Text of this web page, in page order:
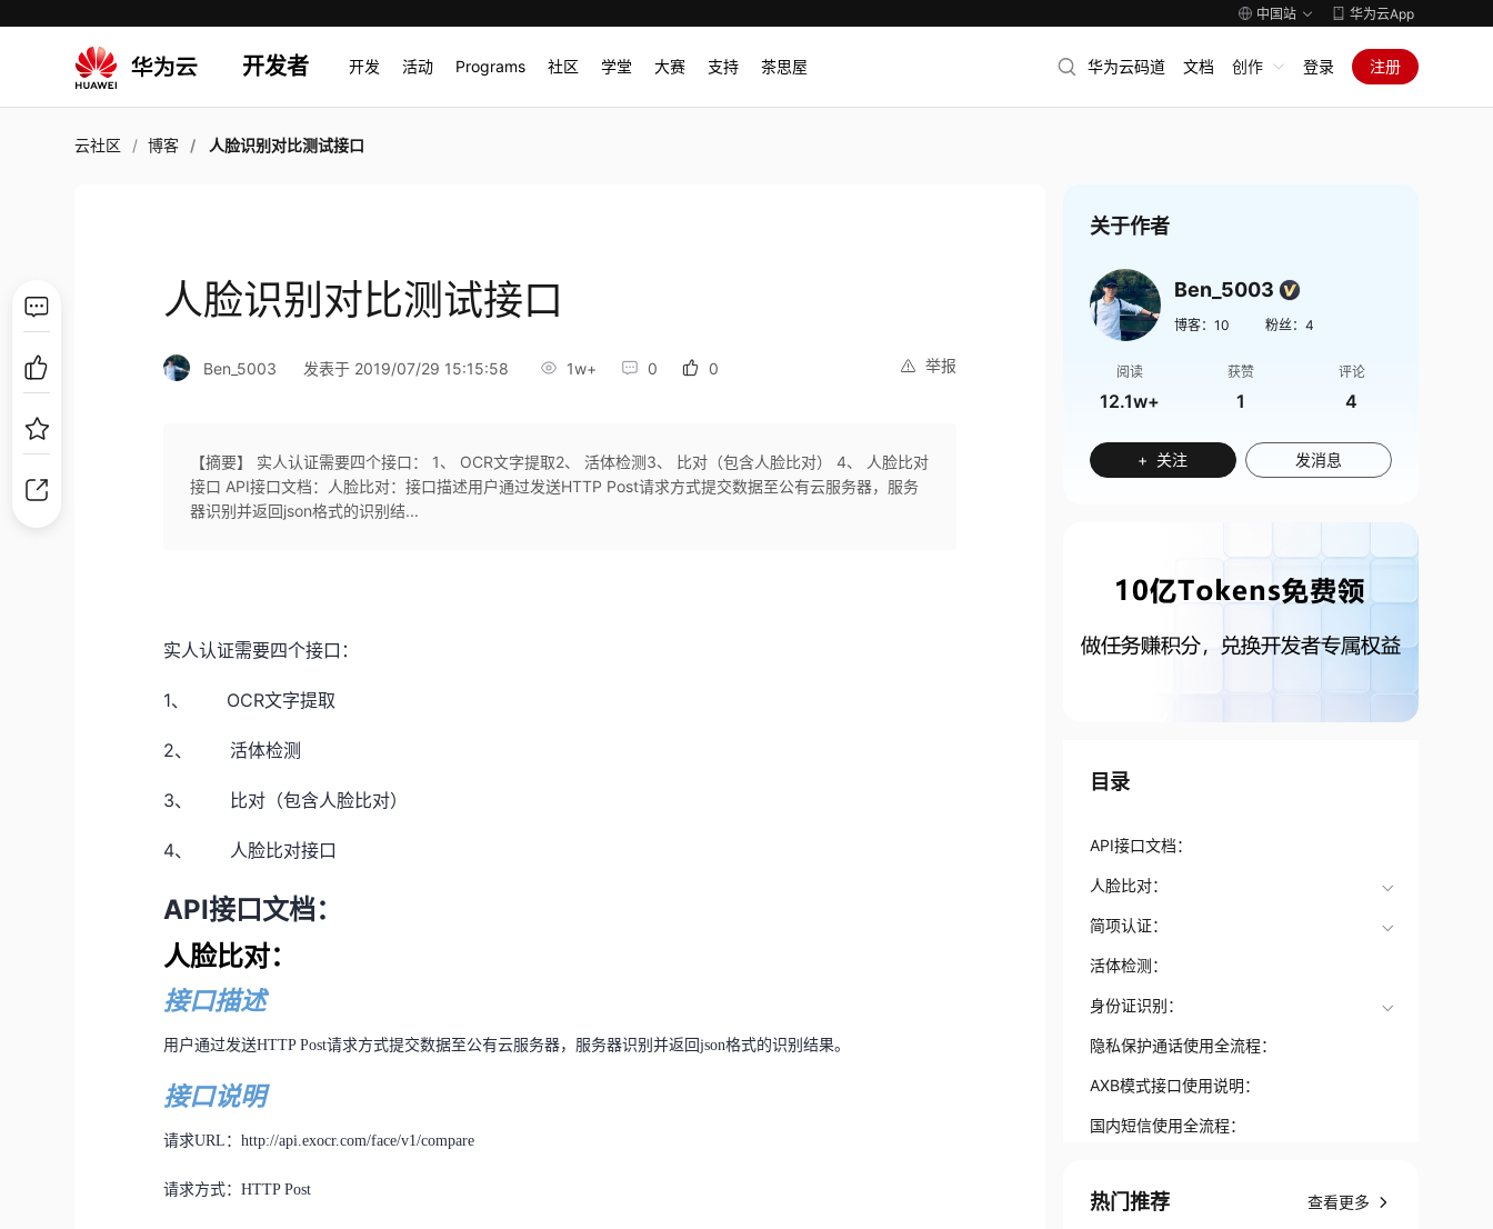
中国站 华为云App
开发者 开发 活动 Programs 社区 学堂 大赛 支持 茶思屋 华为云码道 文档 创作 登录 注册
云社区 博客 人脸识别对比测试接口
人脸识别对比测试接口
举报
Ben_5003 发表于 2019/07/29 15:15:58 1w+ 0 0
【摘要】 实人认证需要四个接口： 1、 OCR文字提取2、 活体检测3、 比对（包含人脸比对） 4、 人脸比对
接口 API接口文档：人脸比对：接口描述用户通过发送HTTP Post请求方式提交数据至公有云服务器，服务
器识别并返回json格式的识别结...
实人认证需要四个接口：
1、 OCR文字提取
2、 活体检测
3、 比对（包含人脸比对）
4、 人脸比对接口
API接口文档：
人脸比对：
接口描述
用户通过发送HTTP Post请求方式提交数据至公有云服务器，服务器识别并返回json格式的识别结果。
接口说明
请求URL ：http://api.exocr.com/face/v1/compare
请求方式：HTTP Post
关于作者
Ben_5003
博客： 10 粉丝： 4
阅读
12.1w+
获赞
1
评论
4
+ 关注 发消息
目录
API接口文档：
人脸比对：
简项认证：
活体检测：
身份证识别：
隐私保护通话使用全流程：
AXB模式接口使用说明：
国内短信使用全流程：
热门推荐 查看更多